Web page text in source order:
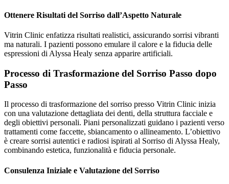
Ottenere Risultati del Sorriso dall’Aspetto Naturale
Vitrin Clinic enfatizza risultati realistici, assicurando sorrisi vibranti
ma naturali. I pazienti possono emulare il calore e la fiducia delle
espressioni di Alyssa Healy senza apparire artificiali.
Processo di Trasformazione del Sorriso Passo dopo
Passo
Il processo di trasformazione del sorriso presso Vitrin Clinic inizia
con una valutazione dettagliata dei denti, della struttura facciale e
degli obiettivi personali. Piani personalizzati guidano i pazienti verso
trattamenti come faccette, sbiancamento o allineamento. L’obiettivo
è creare sorrisi autentici e radiosi ispirati al Sorriso di Alyssa Healy,
combinando estetica, funzionalità e fiducia personale.
Consulenza Iniziale e Valutazione del Sorriso